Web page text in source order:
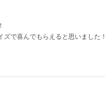
ズで喜んでもらえると思いました！